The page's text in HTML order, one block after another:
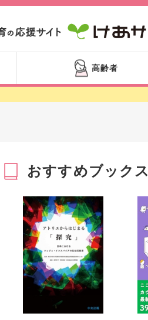
高齢者
おすすめブックス